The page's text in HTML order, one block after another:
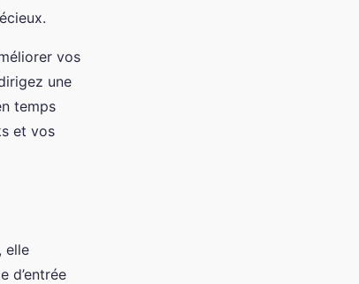
vos
une
temps
et vos
elle
d’entrée